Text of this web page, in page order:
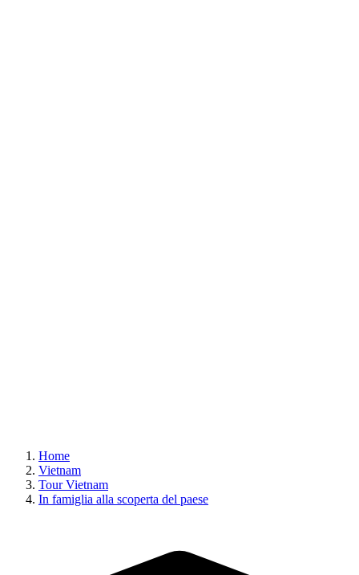
Home
Vietnam
Tour Vietnam
In famiglia alla scoperta del paese